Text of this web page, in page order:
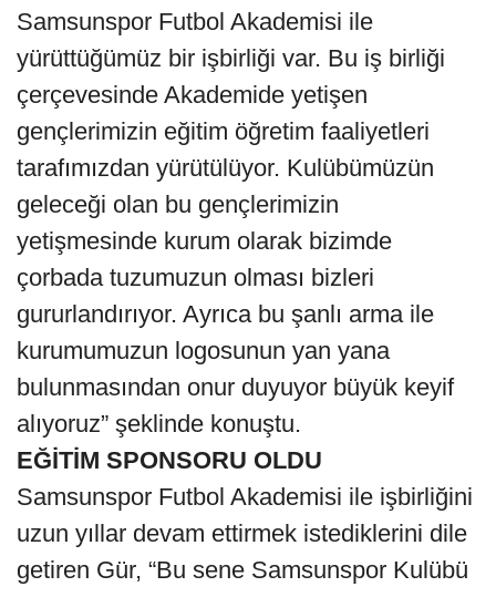
Samsunspor Futbol Akademisi ile
yürüttüğümüz bir işbirliği var. Bu iş birliği
çerçevesinde Akademide yetişen
gençlerimizin eğitim öğretim faaliyetleri
tarafımızdan yürütülüyor. Kulübümüzün
geleceği olan bu gençlerimizin
yetişmesinde kurum olarak bizimde
çorbada tuzumuzun olması bizleri
gururlandırıyor. Ayrıca bu şanlı arma ile
kurumumuzun logosunun yan yana
bulunmasından onur duyuyor büyük keyif
alıyoruz” şeklinde konuştu.
EĞİTİM SPONSORU OLDU
Samsunspor Futbol Akademisi ile işbirliğini
uzun yıllar devam ettirmek istediklerini dile
getiren Gür, “Bu sene Samsunspor Kulübü